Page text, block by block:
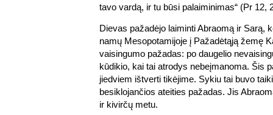
tavo vardą, ir tu būsi palaiminimas“ (Pr 12,
Dievas pažadėjo laiminti Abraomą ir Sarą,
namų Mesopotamijoje į Pažadėtąją žemę
vaisingumo pažadas: po daugelio
kūdikio, kai tai atrodys nebeįmanoma. Šis
jiedviem ištverti tikėjime. Sykiu tai buvo
besiklojančios ateities pažadas. Jis
ir kivirčų metu.